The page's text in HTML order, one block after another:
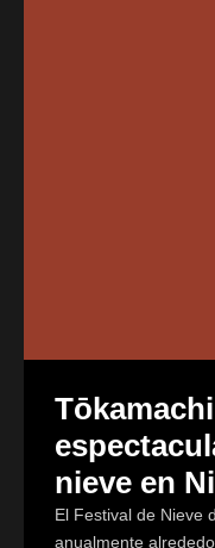
nieve en
El Festival de Nieve
anualmente